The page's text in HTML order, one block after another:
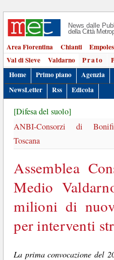
News dalle
della Città
Area Fiorentina Chianti
Val di Sieve
Valdarno Prato
Home
Primo piano Agenzia
NewsLetter
Rss Edicola
[Difesa del suolo]
ANBI-Consorzi di
Toscana
Assemblea
Medio
milioni di
per interventi
La prima convocazione del